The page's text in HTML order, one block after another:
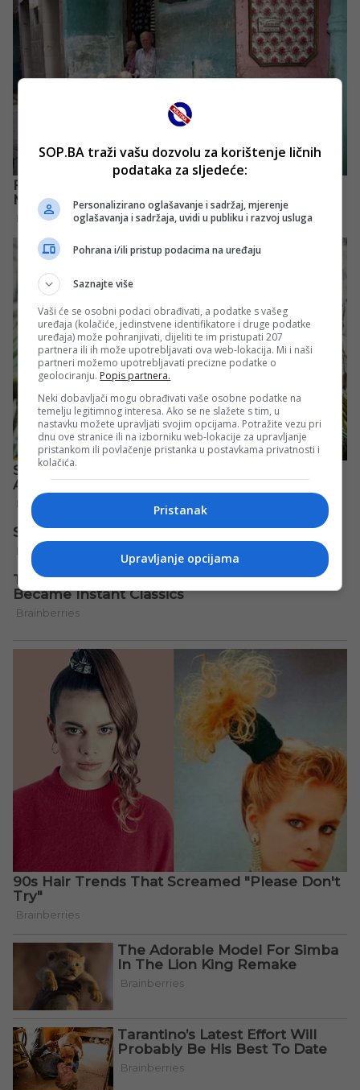
SOP.BA traži vašu dozvolu za korištenje ličnih
podataka za sljedeće:
Personalizirano oglašavanje i sadržaj, mjerenje
oglašavanja i sadržaja, uvidi u publiku i razvoj usluga
Pohrana i/ili pristup podacima na uređaju
Saznajte više
Vaši će se osobni podaci obrađivati, a podatke s vašeg
uređaja (kolačiće, jedinstvene identifikatore i druge podatke
uređaja) može pohranjivati, dijeliti te im pristupati 207
partnera ili ih može upotrebljavati ova web-lokacija. Mi i naši
partneri možemo upotrebljavati precizne podatke o
geolociranju. Popis partnera.
Neki dobavljači mogu obrađivati vaše osobne podatke na
temelju legitimnog interesa. Ako se ne slažete s tim, u
nastavku možete upravljati svojim opcijama. Potražite vezu pri
dnu ove stranice ili na izborniku web-lokacije za upravljanje
pristankom ili povlačenje pristanka u postavkama privatnosti i
kolačića.
Pristanak
Upravljanje opcijama